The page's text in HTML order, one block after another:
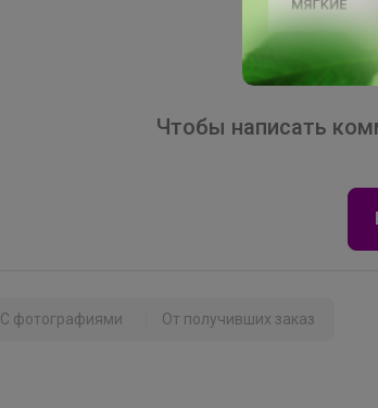
Чтобы написать
С фотографиями От получивших заказ